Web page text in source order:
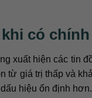
có
xuất hiện các tin
từ giá trị thấp và
hiệu ổn định hơn.